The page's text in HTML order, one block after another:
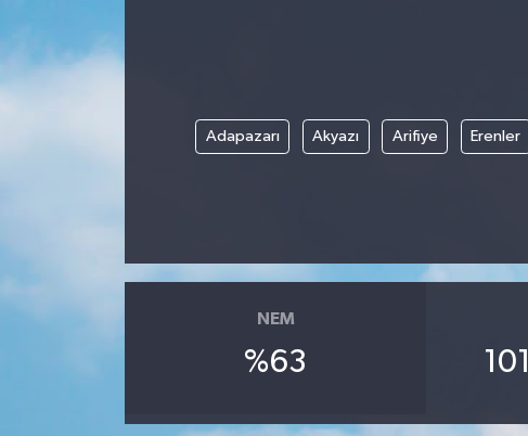
Adapazarı Akyazı Arifiye Erenler
NEM
%63
Devrek
Ekonomi